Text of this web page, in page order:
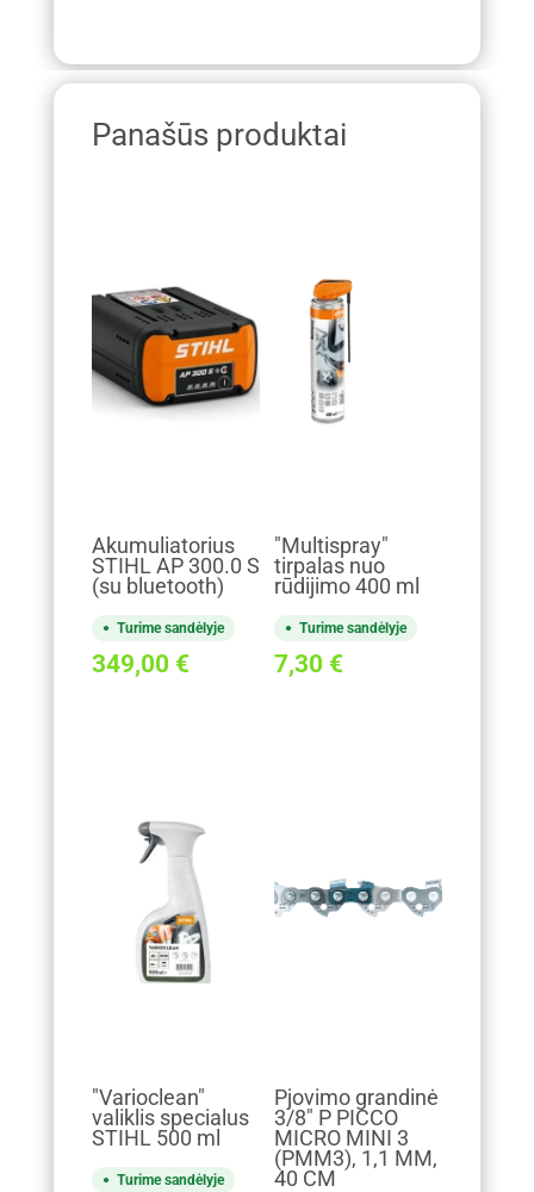
Panašūs produktai
Akumuliatorius
STIHL AP 300.0 S
(su bluetooth)
Turime sandėlyje
349,00 €
"Multispray"
tirpalas nuo
rūdijimo 400 ml
Turime sandėlyje
7,30 €
"Varioclean"
valiklis specialus
STIHL 500 ml
Turime sandėlyje
Pjovimo grandinė
3/8" P PICCO
MICRO MINI 3
(PMM3), 1,1 MM,
40 CM